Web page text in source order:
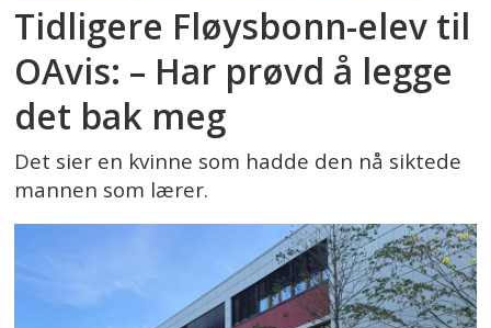
Tidligere Fløysbonn-elev til
OAvis: – Har prøvd å legge
det bak meg
Det sier en kvinne som hadde den nå siktede
mannen som lærer.